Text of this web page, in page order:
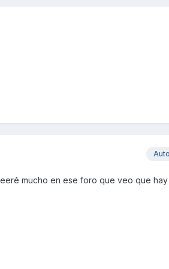
mucho en ese foro que veo que